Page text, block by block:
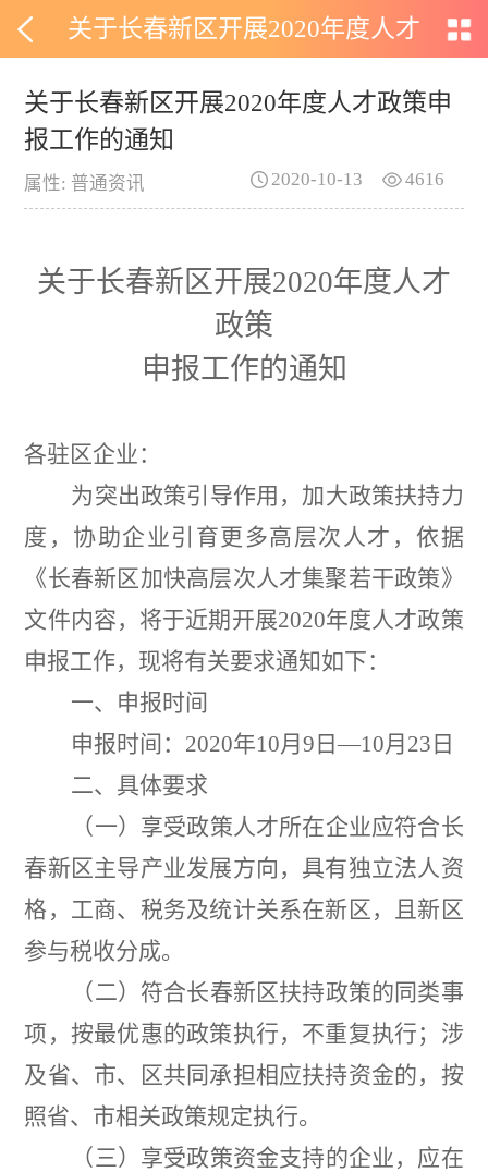
关于长春新区开展2020年度人才
政策申报工作的通知
关于长春新区开展2020年度人才政策申
报工作的通知
属性: 普通资讯 4616
2020-10-13
关于长春新区开展2020年度人才
政策
申报工作的通知
各驻区企业：
为突出政策引导作用，加大政策扶持力
度，协助企业引育更多高层次人才，依据
《长春新区加快高层次人才集聚若干政策》
文件内容，将于近期开展2020年度人才政策
申报工作，现将有关要求通知如下：
一、申报时间
申报时间： 2020年10月9 日—10月 23 日
二、具体要求
（一）享受政策人才所在企业应符合长
春新区主导产业发展方向，具有独立法人资
格，工商、税务及统计关系在新区，且新区
参与税收分成。
（二）符合长春新区扶持政策的同类事
项，按最优惠的政策执行，不重复执行；涉
及省、市、区共同承担相应扶持资金的，按
照省、市相关政策规定执行。
（ 三）享受政策资金支持的企业，应在